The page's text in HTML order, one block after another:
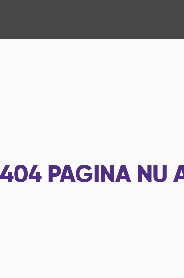
404 PAGINA NU